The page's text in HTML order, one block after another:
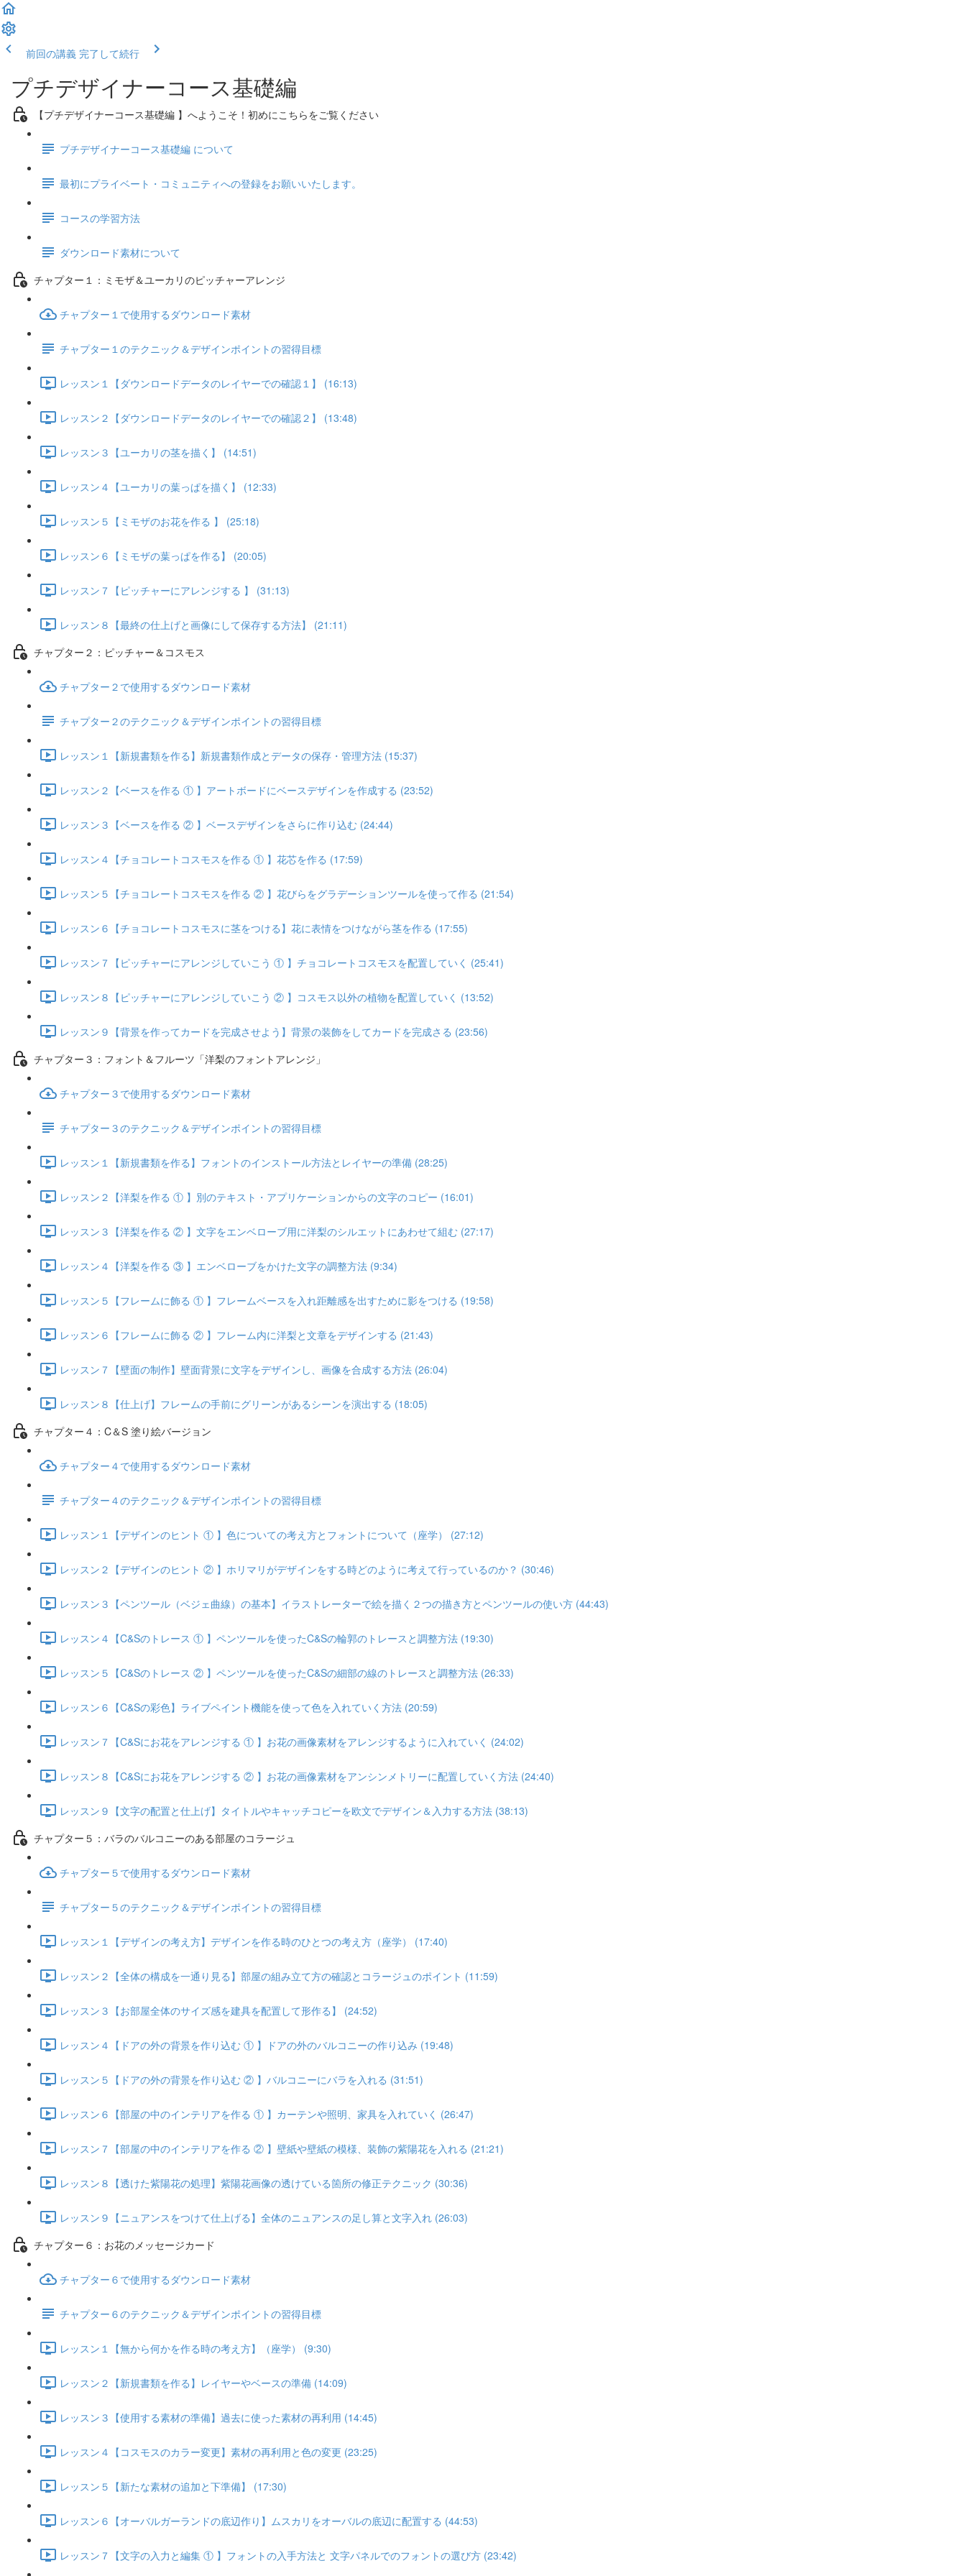
前回の講義 完了して続行
プチデザイナーコース基礎編
【プチデザイナーコース基礎編 】へようこそ！初めにこちらをご覧ください
プチデザイナーコース基礎編 について
最初にプライベート・コミュニティへの登録をお願いいたします。
コースの学習方法
ダウンロード素材について
チャプター１：ミモザ＆ユーカリのピッチャーアレンジ
チャプター１で使用するダウンロード素材
チャプター１のテクニック＆デザインポイントの習得目標
レッスン１【ダウンロードデータのレイヤーでの確認１】 (16:13)
レッスン２【ダウンロードデータのレイヤーでの確認２】 (13:48)
レッスン３【ユーカリの茎を描く】 (14:51)
レッスン４【ユーカリの葉っぱを描く】 (12:33)
レッスン５【ミモザのお花を作る 】 (25:18)
レッスン６【ミモザの葉っぱを作る】 (20:05)
レッスン７【ピッチャーにアレンジする 】 (31:13)
レッスン８【最終の仕上げと画像にして保存する方法】 (21:11)
チャプター２：ピッチャー＆コスモス
チャプター２で使用するダウンロード素材
チャプター２のテクニック＆デザインポイントの習得目標
レッスン１【新規書類を作る】新規書類作成とデータの保存・管理方法 (15:37)
レッスン２【ベースを作る ① 】アートボードにベースデザインを作成する (23:52)
レッスン３【ベースを作る ② 】ベースデザインをさらに作り込む (24:44)
レッスン４【チョコレートコスモスを作る ① 】花芯を作る (17:59)
レッスン５【チョコレートコスモスを作る ② 】花びらをグラデーションツールを使って作る (21:54)
レッスン６【チョコレートコスモスに茎をつける】花に表情をつけながら茎を作る (17:55)
レッスン７【ピッチャーにアレンジしていこう ① 】チョコレートコスモスを配置していく (25:41)
レッスン８【ピッチャーにアレンジしていこう ② 】コスモス以外の植物を配置していく (13:52)
レッスン９【背景を作ってカードを完成させよう】背景の装飾をしてカードを完成さる (23:56)
チャプター３：フォント＆フルーツ「洋梨のフォントアレンジ」
チャプター３で使用するダウンロード素材
チャプター３のテクニック＆デザインポイントの習得目標
レッスン１【新規書類を作る】フォントのインストール方法とレイヤーの準備 (28:25)
レッスン２【洋梨を作る ① 】別のテキスト・アプリケーションからの文字のコピー (16:01)
レッスン３【洋梨を作る ② 】文字をエンベローブ用に洋梨のシルエットにあわせて組む (27:17)
レッスン４【洋梨を作る ③ 】エンベローブをかけた文字の調整方法 (9:34)
レッスン５【フレームに飾る ① 】フレームベースを入れ距離感を出すために影をつける (19:58)
レッスン６【フレームに飾る ② 】フレーム内に洋梨と文章をデザインする (21:43)
レッスン７【壁面の制作】壁面背景に文字をデザインし、画像を合成する方法 (26:04)
レッスン８【仕上げ】フレームの手前にグリーンがあるシーンを演出する (18:05)
チャプター４：C＆S 塗り絵バージョン
チャプター４で使用するダウンロード素材
チャプター４のテクニック＆デザインポイントの習得目標
レッスン１【デザインのヒント ① 】色についての考え方とフォントについて（座学） (27:12)
レッスン２【デザインのヒント ② 】ホリマリがデザインをする時どのように考えて行っているのか？ (30:46)
レッスン３【ペンツール（ベジェ曲線）の基本】イラストレーターで絵を描く２つの描き方とペンツールの使い方 (44:43)
レッスン４【C&Sのトレース ① 】ペンツールを使ったC&Sの輪郭のトレースと調整方法 (19:30)
レッスン５【C&Sのトレース ② 】ペンツールを使ったC&Sの細部の線のトレースと調整方法 (26:33)
レッスン６【C&Sの彩色】ライブペイント機能を使って色を入れていく方法 (20:59)
レッスン７【C&Sにお花をアレンジする ① 】お花の画像素材をアレンジするように入れていく (24:02)
レッスン８【C&Sにお花をアレンジする ② 】お花の画像素材をアンシンメトリーに配置していく方法 (24:40)
レッスン９【文字の配置と仕上げ】タイトルやキャッチコピーを欧文でデザイン＆入力する方法 (38:13)
チャプター５：バラのバルコニーのある部屋のコラージュ
チャプター５で使用するダウンロード素材
チャプター５のテクニック＆デザインポイントの習得目標
レッスン１【デザインの考え方】デザインを作る時のひとつの考え方（座学） (17:40)
レッスン２【全体の構成を一通り見る】部屋の組み立て方の確認とコラージュのポイント (11:59)
レッスン３【お部屋全体のサイズ感を建具を配置して形作る】 (24:52)
レッスン４【ドアの外の背景を作り込む ① 】ドアの外のバルコニーの作り込み (19:48)
レッスン５【ドアの外の背景を作り込む ② 】バルコニーにバラを入れる (31:51)
レッスン６【部屋の中のインテリアを作る ① 】カーテンや照明、家具を入れていく (26:47)
レッスン７【部屋の中のインテリアを作る ② 】壁紙や壁紙の模様、装飾の紫陽花を入れる (21:21)
レッスン８【透けた紫陽花の処理】紫陽花画像の透けている箇所の修正テクニック (30:36)
レッスン９【ニュアンスをつけて仕上げる】全体のニュアンスの足し算と文字入れ (26:03)
チャプター６：お花のメッセージカード
チャプター６で使用するダウンロード素材
チャプター６のテクニック＆デザインポイントの習得目標
レッスン１【無から何かを作る時の考え方】（座学） (9:30)
レッスン２【新規書類を作る】レイヤーやベースの準備 (14:09)
レッスン３【使用する素材の準備】過去に使った素材の再利用 (14:45)
レッスン４【コスモスのカラー変更】素材の再利用と色の変更 (23:25)
レッスン５【新たな素材の追加と下準備】 (17:30)
レッスン６【オーバルガーランドの底辺作り】ムスカリをオーバルの底辺に配置する (44:53)
レッスン７【文字の入力と編集 ① 】フォントの入手方法と 文字パネルでのフォントの選び方 (23:42)